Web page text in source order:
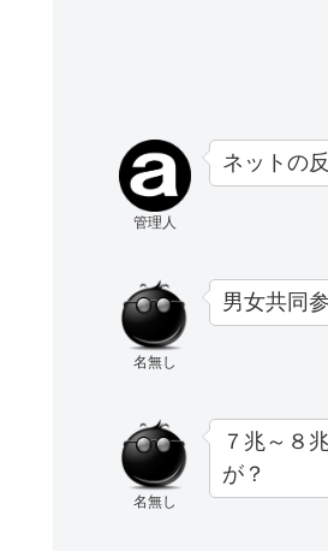
管理人
ネットの
名無し
男女共同
名無し
７兆～８
が？